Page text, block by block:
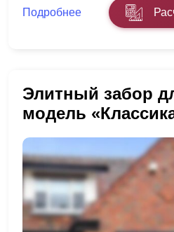
Подробнее
Элитный забор
модель